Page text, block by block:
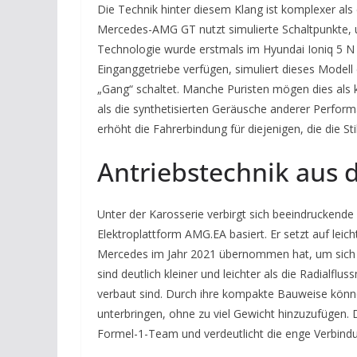
Die Technik hinter diesem Klang ist komplexer
Mercedes-AMG GT nutzt simulierte
Technologie wurde erstmals im Hyundai Ioniq 5
Einganggetriebe verfügen, simuliert dieses
„Gang“ schaltet. Manche Puristen mögen dies
als die synthetisierten Geräusche anderer
erhöht die Fahrerbindung für diejenigen, die die
Antriebstechnik aus
Unter der Karosserie verbirgt sich
Elektroplattform AMG.EA basiert. Er setzt auf
Mercedes im Jahr 2021 übernommen hat, um
sind deutlich kleiner und leichter als die
verbaut sind. Durch ihre kompakte Bauweise
unterbringen, ohne zu viel Gewicht
Formel-1-Team und verdeutlicht die enge